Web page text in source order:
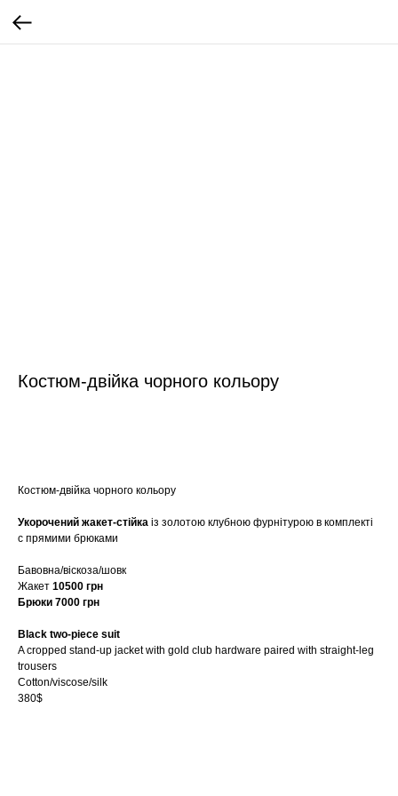
Костюм-двійка чорного кольору
Костюм-двійка чорного кольору
Укорочений жакет-стійка із золотою клубною фурнітурою в комплекті
с прямими брюками
Бавовна/віскоза/шовк
Жакет 10500 грн
Брюки 7000 грн
Black two-piece suit
A cropped stand-up jacket with gold club hardware paired with straight-leg
trousers
Cotton/viscose/silk
380$